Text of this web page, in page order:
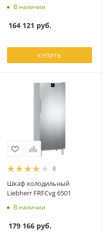
В наличии
164 121 руб.
КУПИТЬ
8
Шкаф холодильный
Liebherr FRFCvg 6501
В наличии
179 166 руб.